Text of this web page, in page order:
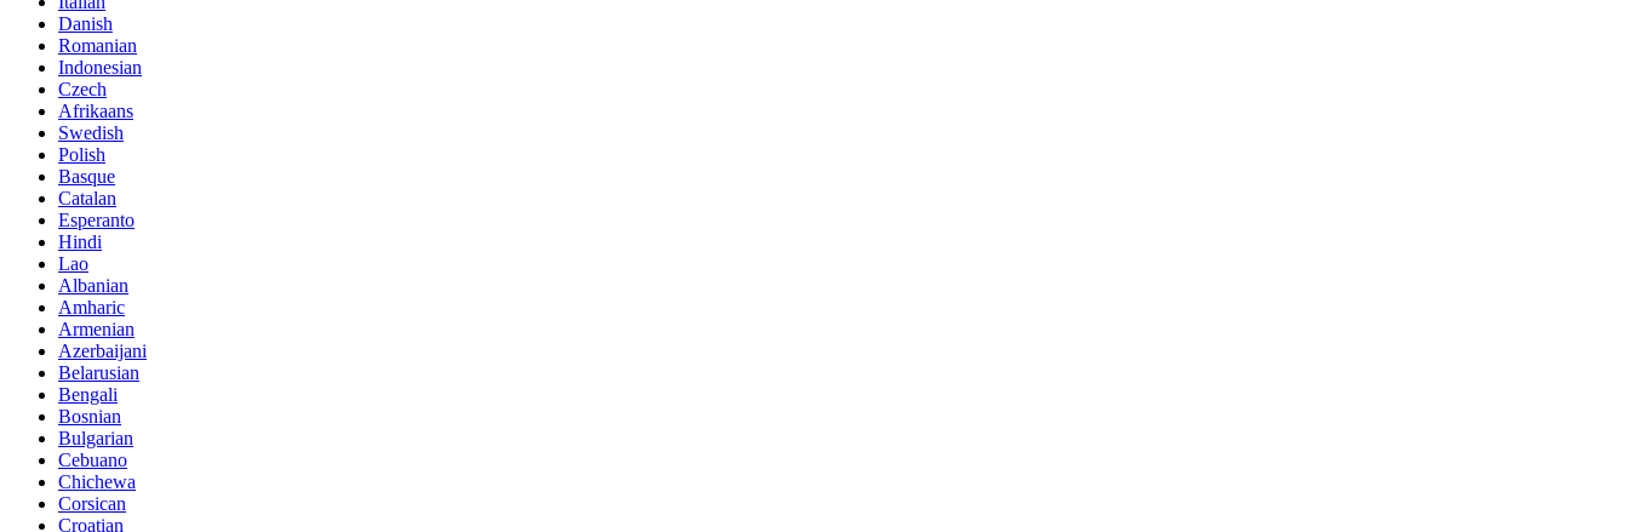
Danish
Romanian
Indonesian
Czech
Afrikaans
Swedish
Polish
Basque
Catalan
Esperanto
Hindi
Lao
Albanian
Amharic
Armenian
Azerbaijani
Belarusian
Bengali
Bosnian
Bulgarian
Cebuano
Chichewa
Corsican
Croatian